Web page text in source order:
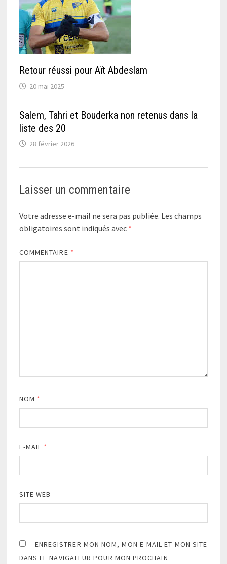
Retour réussi pour Aït Abdeslam
20 mai 2025
Salem, Tahri et Bouderka non retenus dans la
liste des 20
28 février 2026
Laisser un commentaire
Votre adresse e-mail ne sera pas publiée. Les champs
obligatoires sont indiqués avec *
COMMENTAIRE *
NOM *
E-MAIL *
SITE WEB
ENREGISTRER MON NOM, MON E-MAIL ET MON SITE
DANS LE NAVIGATEUR POUR MON PROCHAIN